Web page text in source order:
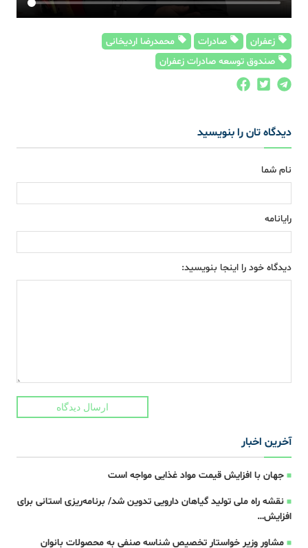
زعفران صادرات
محمدرضا اردیخانی
صندوق توسعه صادرات زعفران
دیدگاه تان را بنویسید
نام شما
رایانامه
دیدگاه خود را اینجا بنویسید:
ارسال دیدگاه
آخرین اخبار
جهان با افزایش قیمت مواد غذایی مواجه است
نقشه راه ملی تولید گیاهان دارویی تدوین شد/ برنامه‌ریزی استانی برای
افزایش…
مشاور وزیر خواستار تخصیص شناسه صنفی به محصولات بانوان